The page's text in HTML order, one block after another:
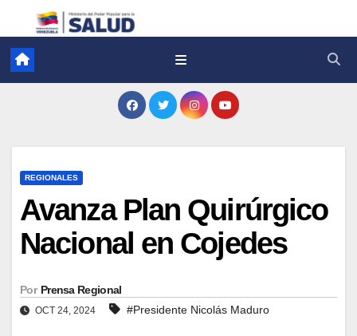
REGIONALES
Avanza Plan Quirúrgico
Nacional en Cojedes
Por Prensa Regional
OCT 24, 2024 #Presidente Nicolás Maduro